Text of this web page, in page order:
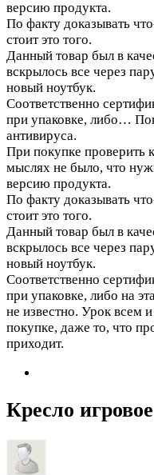
версию продукта.
По факту доказывать
стоит это того.
Данный товар был в
вскрылось все через
новый ноутбук.
Соответственно
при упаковке, либо…
антивируса.
При покупке проверить
мыслях не было, что
версию продукта.
По факту доказывать
стоит это того.
Данный товар был в
вскрылось все через
новый ноутбук.
Соответственно
при упаковке, либо на
не известно. Урок всем
покупке, даже то, что
приходит.
Кресло игровое